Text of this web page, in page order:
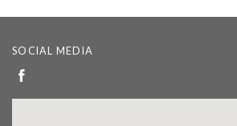
SOCIAL MEDIA